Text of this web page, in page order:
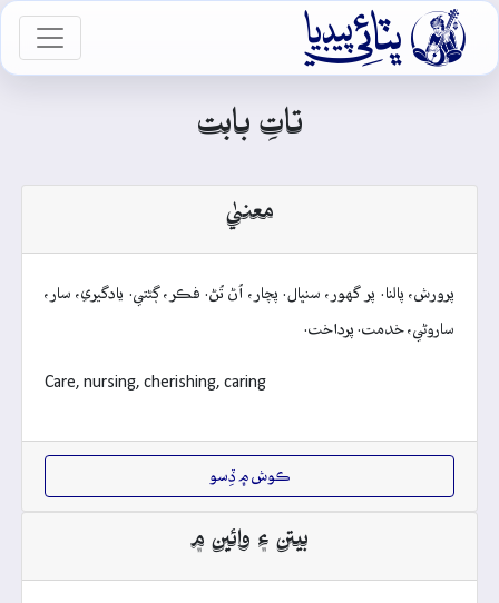

تاتِ بابت
معنيٰ
پرورش، پالنا. پر گهور، سنڀال. پچار، اُڻ تُڻ. فڪر، ڳڻتي. يادگيري، سار،
ساروڻي، خدمت. پرداخت.
Care, nursing, cherishing, caring
ڪوش ۾ ڏِسو
بيتن ۽ وائين ۾